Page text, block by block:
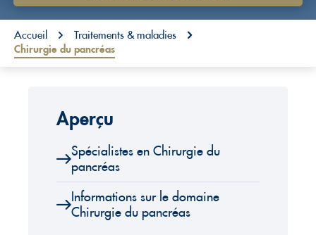
You are here:
Accueil
Traitements & maladies
Chirurgie du pancréas
Aperçu
Spécialistes en Chirurgie du
pancréas
Informations sur le domaine
Chirurgie du pancréas